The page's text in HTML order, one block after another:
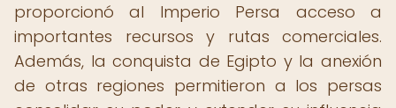
proporcionó al Imperio Persa acceso a
importantes recursos y rutas comerciales.
Además, la conquista de Egipto y la anexión
de otras regiones permitieron a los persas